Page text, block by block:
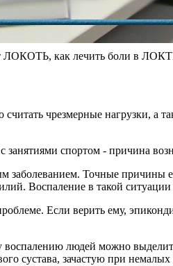
ЛОКОТЬ, как лечить боли в
чрезмерные нагрузки, а
заболеванием. Точные причины
Воспаление в такой
Если верить ему,
людей можно
сустава, зачастую при